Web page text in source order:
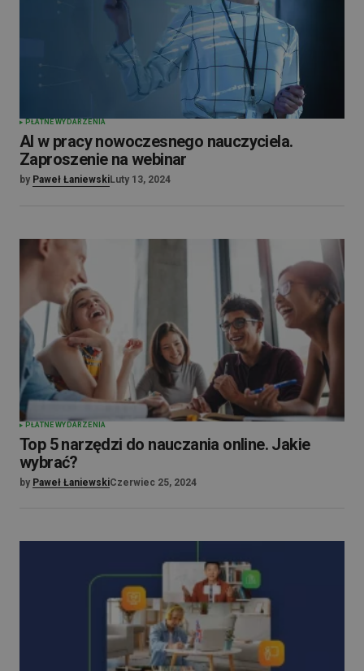
PŁATNE WYDARZENIA
AI w pracy nowoczesnego nauczyciela.
Zaproszenie na webinar
by Paweł ŁaniewskiLuty 13, 2024
PŁATNE WYDARZENIA
Top 5 narzędzi do nauczania online. Jakie
wybrać?
by Paweł ŁaniewskiCzerwiec 25, 2024